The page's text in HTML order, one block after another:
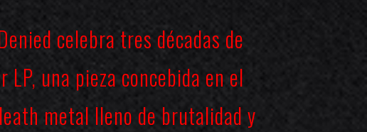
celebra tres décadas de
una pieza concebida en el
metal lleno de brutalidad y